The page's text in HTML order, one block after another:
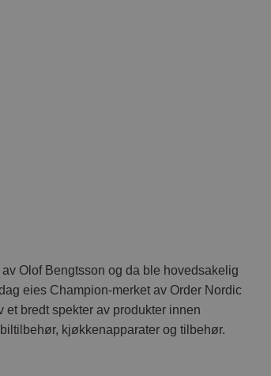
Olof Bengtsson og da ble hovedsakelig
eies Champion-merket av Order Nordic
et bredt spekter av produkter innen
kjøkkenapparater og tilbehør.